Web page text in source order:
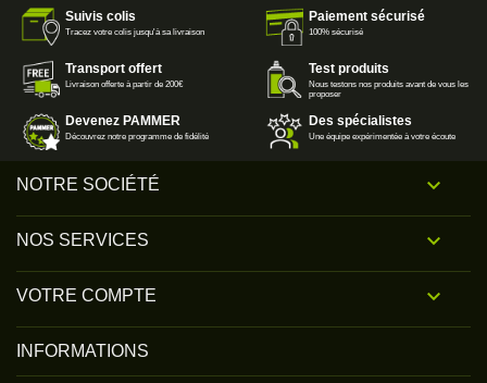
Suivis colis
Tracez votre colis jusqu'à sa livraison
Paiement sécurisé
100% sécurisé
Transport offert
Livraison offerte à partir de 200€
Test produits
Nous testons nos produits avant de vous les
proposer
Devenez PAMMER
Découvrez notre programme de fidélité
Des spécialistes
Une équipe expérimentée à votre écoute
NOTRE SOCIÉTÉ 
NOS SERVICES 
VOTRE COMPTE 
INFORMATIONS